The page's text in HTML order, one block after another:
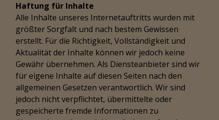
Haftung für Inhalte
Alle Inhalte unseres Internetauftritts wurden mit
größter Sorgfalt und nach bestem Gewissen
erstellt. Für die Richtigkeit, Vollständigkeit und
Aktualität der Inhalte können wir jedoch keine
Gewähr übernehmen. Als Diensteanbieter sind wir
für eigene Inhalte auf diesen Seiten nach den
allgemeinen Gesetzen verantwortlich. Wir sind
jedoch nicht verpflichtet, übermittelte oder
gespeicherte fremde Informationen zu